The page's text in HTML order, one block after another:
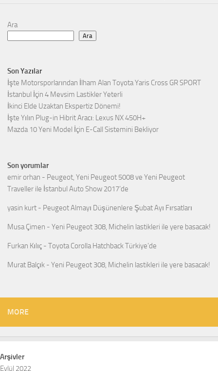
Ara
Ara
Son Yazılar
İşte Motorsporlarından İlham Alan Toyota Yaris Cross GR SPORT
İstanbul İçin 4 Mevsim Lastikler Yeterli
İkinci Elde Uzaktan Ekspertiz Dönemi!
İşte Yılın Plug-in Hibrit Aracı: Lexus NX 450H+
Mazda 10 Yeni Model İçin E-Call Sistemini Bekliyor
Son yorumlar
emir orhan - Peugeot, Yeni Peugeot 5008 ve Yeni Peugeot
Traveller ile İstanbul Auto Show 2017’de
yasin kurt - Peugeot Almayı Düşünenlere Şubat Ayı Fırsatları
Musa Çimen - Yeni Peugeot 308, Michelin lastikleri ile yere basacak!
Furkan Kılıç - Toyota Corolla Hatchback Türkiye’de
Murat Balçık - Yeni Peugeot 308, Michelin lastikleri ile yere basacak!
MORE
Arşivler
Eylül 2022